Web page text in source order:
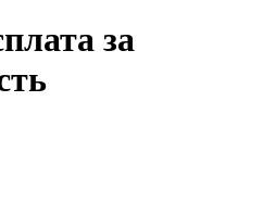
за